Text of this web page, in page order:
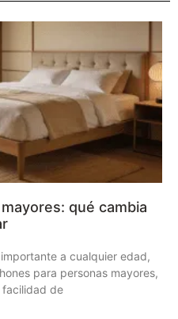
qué cambia
a cualquier edad,
para personas mayores,
facilidad de